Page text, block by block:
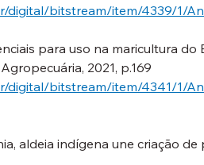
digital/bitstream/item/4339/1/
para uso na maricultura do
2021, p.169
digital/bitstream/item/4341/1/
aldeia indígena une criação